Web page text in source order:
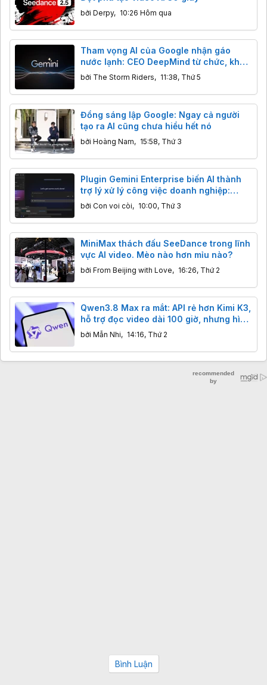
bởi Derpy, 10:26 Hôm qua
Tham vọng AI của Google nhận gáo
nước lạnh: CEO DeepMind từ chức, khả
năng lập trình của Gemini bị Claude,
GPT cho "ngửi khói"
bởi The Storm Riders, 11:38, Thứ 5
Đồng sáng lập Google: Ngay cả người
tạo ra AI cũng chưa hiểu hết nó
bởi Hoàng Nam, 15:58, Thứ 3
Plugin Gemini Enterprise biến AI thành
trợ lý xử lý công việc doanh nghiệp:
Thông tin bạn cần biết
bởi Con voi còi, 10:00, Thứ 3
MiniMax thách đấu SeeDance trong lĩnh
vực AI video. Mèo nào hơn mỉu nào?
bởi From Beijing with Love, 16:26, Thứ 2
Qwen3.8 Max ra mắt: API rẻ hơn Kimi K3,
hỗ trợ đọc video dài 100 giờ, nhưng hình
như Alibaba có hơi "nổ"?
bởi Mẫn Nhi, 14:16, Thứ 2
Bình Luận